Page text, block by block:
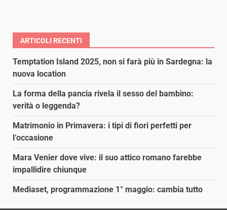
ARTICOLI RECENTI
Temptation Island 2025, non si farà più in Sardegna: la
nuova location
La forma della pancia rivela il sesso del bambino:
verità o leggenda?
Matrimonio in Primavera: i tipi di fiori perfetti per
l’occasione
Mara Venier dove vive: il suo attico romano farebbe
impallidire chiunque
Mediaset, programmazione 1° maggio: cambia tutto